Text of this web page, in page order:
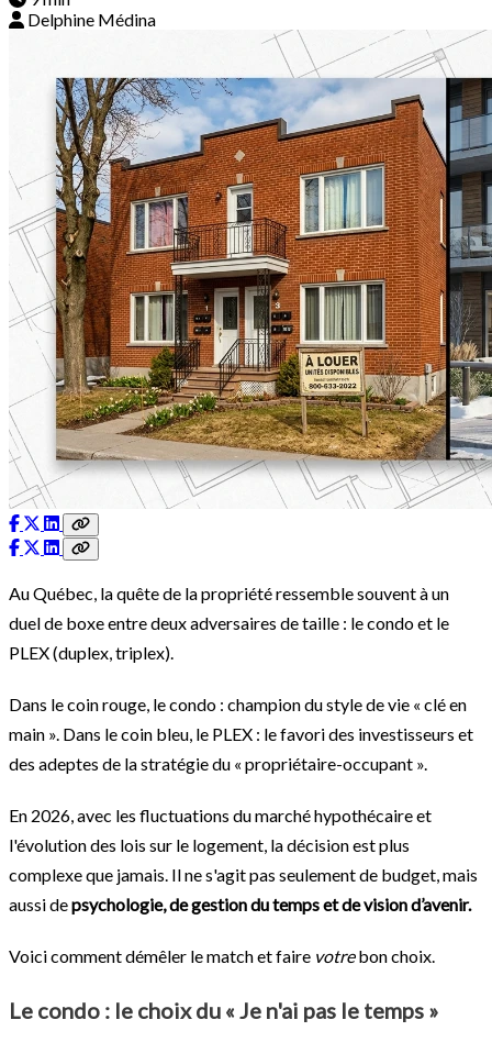
Delphine Médina
Au Québec, la quête de la propriété ressemble souvent à un
duel de boxe entre deux adversaires de taille : le condo et le
PLEX (duplex, triplex).
Dans le coin rouge, le condo : champion du style de vie « clé en
main ». Dans le coin bleu, le PLEX : le favori des investisseurs et
des adeptes de la stratégie du « propriétaire-occupant ».
En 2026, avec les fluctuations du marché hypothécaire et
l'évolution des lois sur le logement, la décision est plus
complexe que jamais. Il ne s'agit pas seulement de budget, mais
aussi depsychologie, de gestion du temps et de vision d’avenir.
Voici comment démêler le match et faire votrebon choix.
Le condo : le choix du « Je n'ai pas le temps »